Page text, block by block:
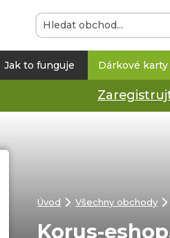
Jak to funguje Dárkové
Úvod Všechny obchody
Korus-